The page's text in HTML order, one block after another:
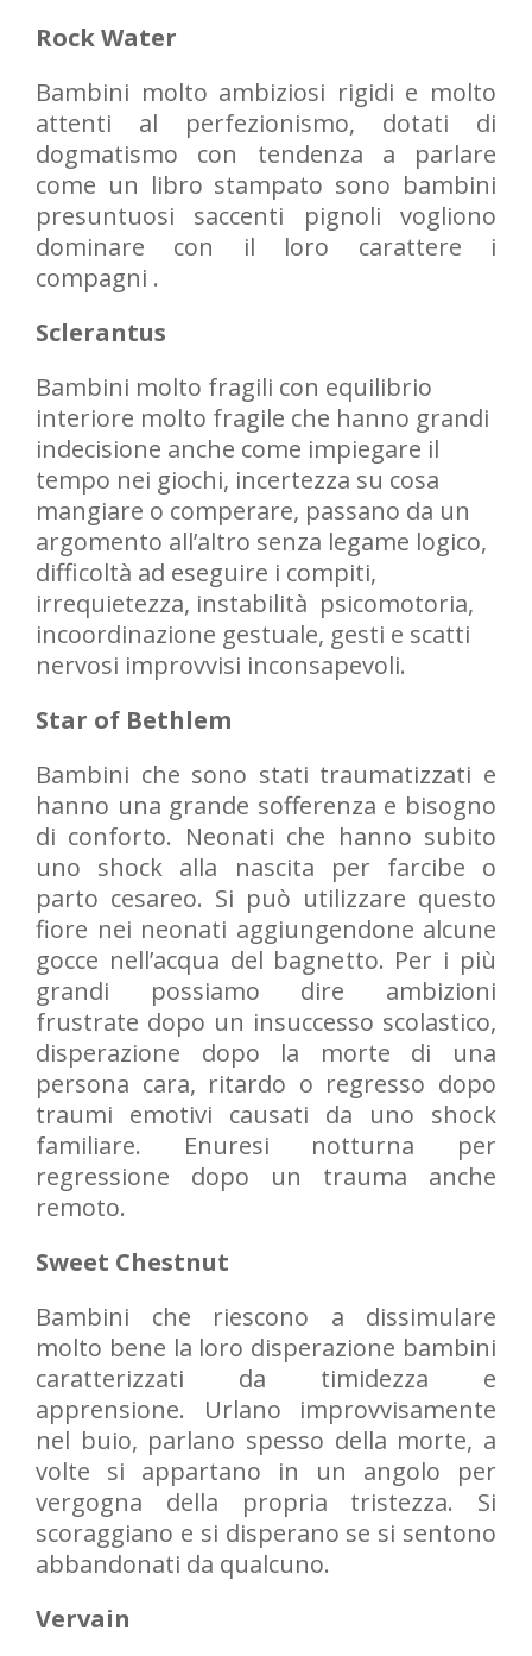
Rock Water
Bambini molto ambiziosi rigidi e molto
attenti al perfezionismo, dotati di
dogmatismo con tendenza a parlare
come un libro stampato sono bambini
presuntuosi saccenti pignoli vogliono
dominare con il loro carattere i
compagni .
Sclerantus
Bambini molto fragili con equilibrio
interiore molto fragile che hanno grandi
indecisione anche come impiegare il
tempo nei giochi, incertezza su cosa
mangiare o comperare, passano da un
argomento all’altro senza legame logico,
difficoltà ad eseguire i compiti,
irrequietezza, instabilità psicomotoria,
incoordinazione gestuale, gesti e scatti
nervosi improvvisi inconsapevoli.
Star of Bethlem
Bambini che sono stati traumatizzati e
hanno una grande sofferenza e bisogno
di conforto. Neonati che hanno subito
uno shock alla nascita per farcibe o
parto cesareo. Si può utilizzare questo
fiore nei neonati aggiungendone alcune
gocce nell’acqua del bagnetto. Per i più
grandi possiamo dire ambizioni
frustrate dopo un insuccesso scolastico,
disperazione dopo la morte di una
persona cara, ritardo o regresso dopo
traumi emotivi causati da uno shock
familiare. Enuresi notturna per
regressione dopo un trauma anche
remoto.
Sweet Chestnut
Bambini che riescono a dissimulare
molto bene la loro disperazione bambini
caratterizzati da timidezza e
apprensione. Urlano improvvisamente
nel buio, parlano spesso della morte, a
volte si appartano in un angolo per
vergogna della propria tristezza. Si
scoraggiano e si disperano se si sentono
abbandonati da qualcuno.
Vervain